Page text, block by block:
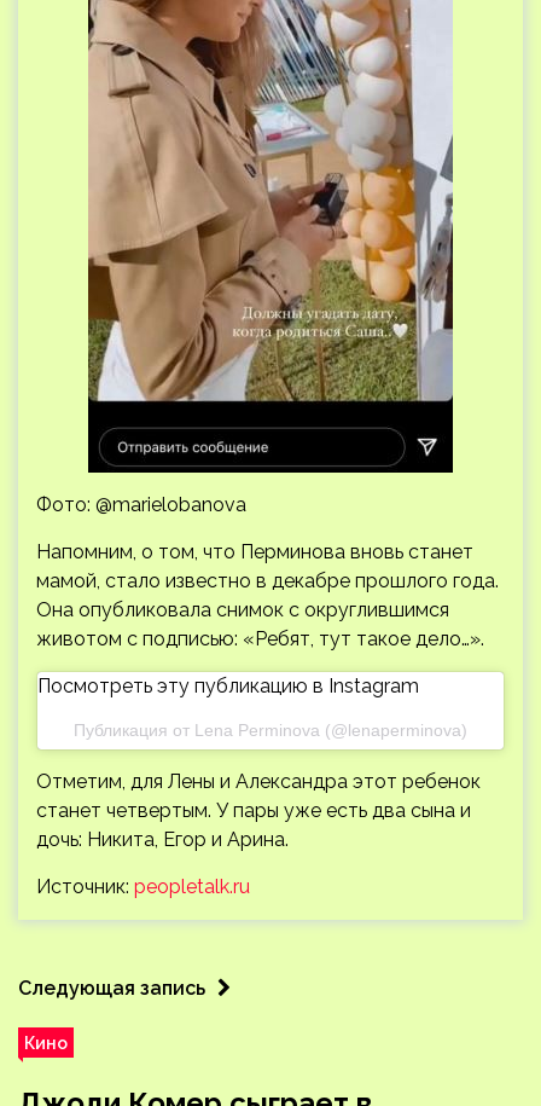
Фото: @marielobanova
Напомним, о том, что Перминова вновь станет
мамой, стало известно в декабре прошлого года.
Она опубликовала снимок с округлившимся
животом с подписью: «Ребят, тут такое дело…».
Посмотреть эту публикацию в Instagram
Публикация от Lena Perminova (@lenaperminova)
Отметим, для Лены и Александра этот ребенок
станет четвертым. У пары уже есть два сына и
дочь: Никита, Егор и Арина.
Источник: peopletalk.ru
Следующая запись
Кино